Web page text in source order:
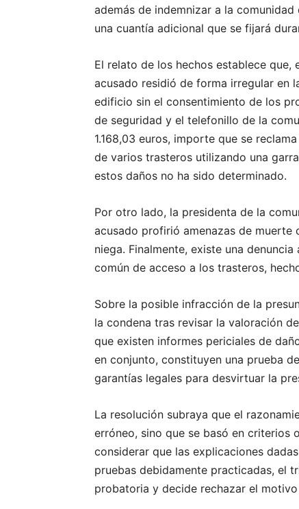
además de indemnizar a la
una cuantía adicional que se fijará
El relato de los hechos establece
acusado residió de forma irregular en
edificio sin el consentimiento de los
de seguridad y el telefonillo de la
1.168,03 euros, importe que se
de varios trasteros utilizando una
estos daños no ha sido determinado.
Por otro lado, la presidenta de la
acusado profirió amenazas de muerte
niega. Finalmente, existe una
común de acceso a los trasteros,
Sobre la posible infracción de la
la condena tras revisar la valoración
que existen informes periciales de
en conjunto, constituyen una prueba
garantías legales para desvirtuar la
La resolución subraya que el
erróneo, sino que se basó en criterios
considerar que las explicaciones
pruebas debidamente practicadas, el
probatoria y decide rechazar el